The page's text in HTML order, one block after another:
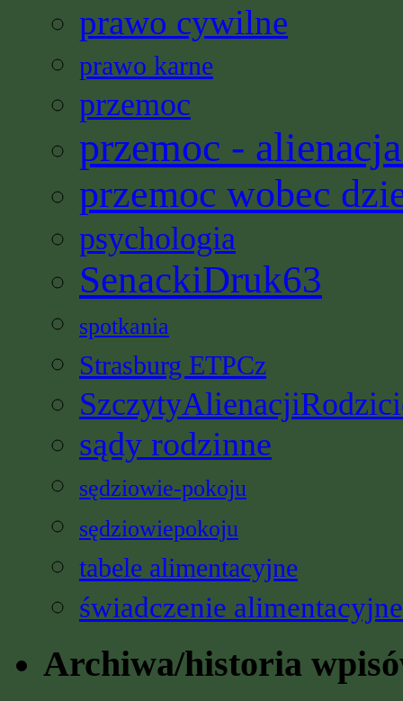
prawo cywilne
prawo karne
przemoc
przemoc -
przemoc wobec
psychologia
SenackiDruk63
spotkania
Strasburg ETPCz
sądy rodzinne
sędziowie-pokoju
sędziowiepokoju
tabele alimentacyjne
świadczenie alimentacyjne
Archiwa/historia